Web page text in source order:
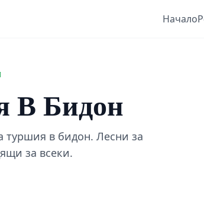
Начало
В Бидон
туршия в бидон. Лесни за
за всеки.